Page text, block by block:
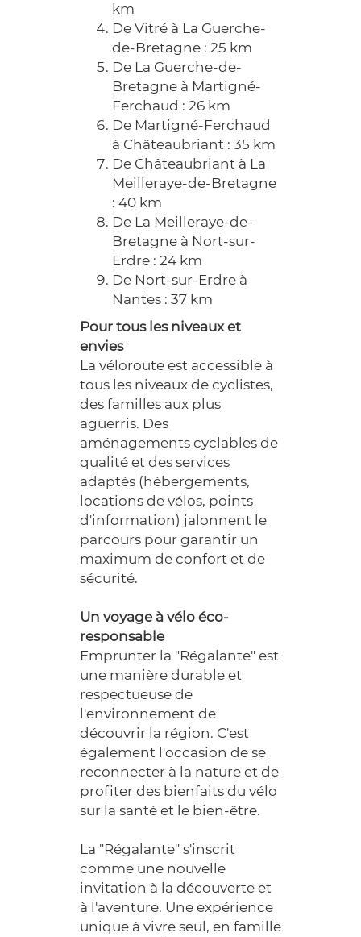
km
De Vitré à La Guerche-
de-Bretagne : 25 km
De La Guerche-de-
Bretagne à Martigné-
Ferchaud : 26 km
De Martigné-Ferchaud
à Châteaubriant : 35 km
De Châteaubriant à La
Meilleraye-de-Bretagne
: 40 km
De La Meilleraye-de-
Bretagne à Nort-sur-
Erdre : 24 km
De Nort-sur-Erdre à
Nantes : 37 km
Pour tous les niveaux et
envies
La véloroute est accessible à
tous les niveaux de cyclistes,
des familles aux plus
aguerris. Des
aménagements cyclables de
qualité et des services
adaptés (hébergements,
locations de vélos, points
d'information) jalonnent le
parcours pour garantir un
maximum de confort et de
sécurité.
Un voyage à vélo éco-
responsable
Emprunter la "Régalante" est
une manière durable et
respectueuse de
l'environnement de
découvrir la région. C'est
également l'occasion de se
reconnecter à la nature et de
profiter des bienfaits du vélo
sur la santé et le bien-être.
La "Régalante" s'inscrit
comme une nouvelle
invitation à la découverte et
à l'aventure. Une expérience
unique à vivre seul, en famille